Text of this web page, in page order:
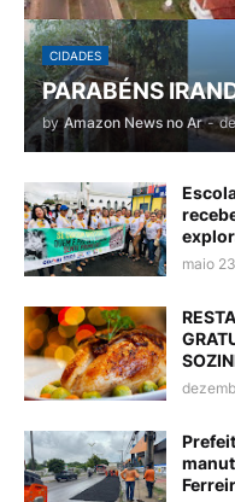
CIDADES
PARABÉNS
by Amazon News no Ar -
maio